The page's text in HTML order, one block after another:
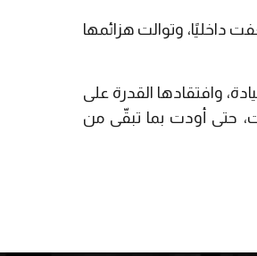
داخليًا، وتوالت هزائمها
وافتقادها القدرة على
حتى أودت بما تبقّى من